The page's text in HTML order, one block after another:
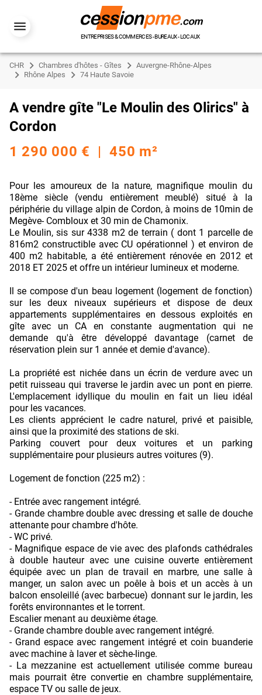
ENTREPRISES & COMMERCES - BUREAUX - LOCAUX
CHR Chambres d'hôtes - Gîtes
Auvergne-Rhône-Alpes
Rhône Alpes
74 Haute Savoie
A vendre gîte "Le Moulin des Olirics" à
Cordon
1 290 000 € | 450 m²
Pour les amoureux de la nature, magnifique moulin du
18ème siècle (vendu entièrement meublé) situé à la
périphérie du village alpin de Cordon, à moins de 10min de
Megève- Combloux et 30 min de Chamonix.
Le Moulin, sis sur 4338 m2 de terrain ( dont 1 parcelle de
816m2 constructible avec CU opérationnel ) et environ de
400 m2 habitable, a été entièrement rénovée en 2012 et
2018 ET 2025 et offre un intérieur lumineux et moderne.
Il se compose d'un beau logement (logement de fonction)
sur les deux niveaux supérieurs et dispose de deux
appartements supplémentaires en dessous exploités en
gîte avec un CA en constante augmentation qui ne
demande qu'à être développé davantage (carnet de
réservation plein sur 1 année et demie d'avance).
La propriété est nichée dans un écrin de verdure avec un
petit ruisseau qui traverse le jardin avec un pont en pierre.
L'emplacement idyllique du moulin en fait un lieu idéal
pour les vacances.
Les clients apprécient le cadre naturel, privé et paisible,
ainsi que la proximité des stations de ski.
Parking couvert pour deux voitures et un parking
supplémentaire pour plusieurs autres voitures (9).
Logement de fonction (225 m2) :
- Entrée avec rangement intégré.
- Grande chambre double avec dressing et salle de douche
attenante pour chambre d'hôte.
- WC privé.
- Magnifique espace de vie avec des plafonds cathédrales
à double hauteur avec une cuisine ouverte entièrement
équipée avec un plan de travail en marbre, une salle à
manger, un salon avec un poêle à bois et un accès à un
balcon ensoleillé (avec barbecue) donnant sur le jardin, les
forêts environnantes et le torrent.
Escalier menant au deuxième étage.
- Grande chambre double avec rangement intégré.
- Grand espace avec rangement intégré et coin buanderie
avec machine à laver et sèche-linge.
- La mezzanine est actuellement utilisée comme bureau
mais pourrait être convertie en chambre supplémentaire,
espace TV ou salle de jeux.